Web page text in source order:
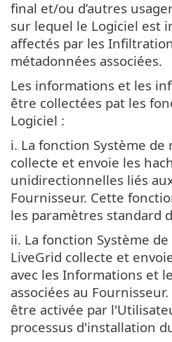
final et/ou d’autres
sur lequel le Logiciel est
affectés par les
métadonnées associées.
Les informations et les
être collectées pat les
Logiciel :
i. La fonction Système
collecte et envoie les
unidirectionnelles liés
Fournisseur. Cette
les paramètres standard
ii. La fonction Système
LiveGrid collecte et
avec les Informations et
associées au
être activée par
processus d'installation